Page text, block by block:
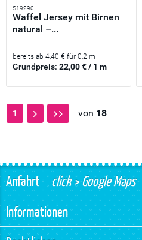
S19290
Waffel Jersey mit Birnen
natural –...
bereits ab 4,40 € für 0,2 m
Grundpreis:22,00 € / 1 m
1 von 18
Anfahrtclick > Google Maps
Informationen